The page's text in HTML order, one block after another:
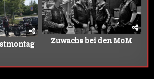
Zuwachs bei den MoM